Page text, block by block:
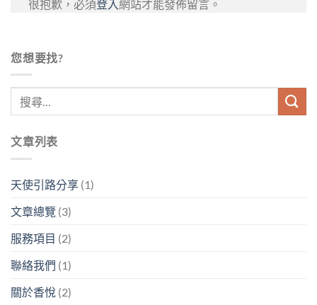
很抱歉，必須登入網站才能發佈留言。
您想要找?
文章列表
天使引路分享 (1)
文章總覽 (3)
服務項目 (2)
聯絡我們 (1)
關於香悅 (2)